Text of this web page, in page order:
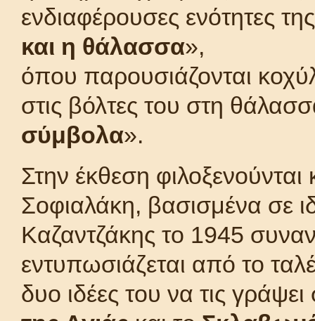
ενδιαφέρουσες ενότητες
και η θάλασσα»,
όπου παρουσιάζονται
στις βόλτες του στη
σύμβολα».
Στην έκθεση
Σοφιαλάκη, βασισμένα σε
Καζαντζάκης το 1945
εντυπωσιάζεται από το
δυο ιδέες του να τις